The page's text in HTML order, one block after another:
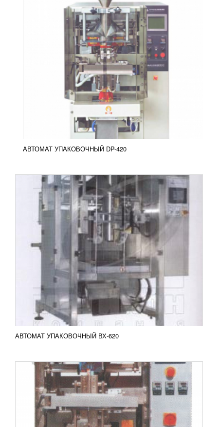
АВТОМАТ УПАКОВОЧНЫЙ DP-420
АВТОМАТ УПАКОВОЧНЫЙ ВХ-620
1 340 008RUB
Автомат для упаковки марки ВХ-620 отличается
высокой производительностью. Он пакует
продукцию пищевого и не пищевого направления.
На выходе пакеты...
ПОДРОБНЕЕ
Добавить в сравнение
АВТОМАТ УПАКОВОЧНЫЙ ВХ-620
АВТОМАТ УПАКОВОЧНЫЙ DP-320
560 277 RUB
Упаковочный автомат DP-320 вертикального типа
прекрасно справляется с возложенной функцией
– упаковкой сыпучей (гранулированной,
порошкообразной)...
ПОДРОБНЕЕ
Добавить в сравнение
АВТОМАТ УПАКОВОЧНЫЙ BDP-680